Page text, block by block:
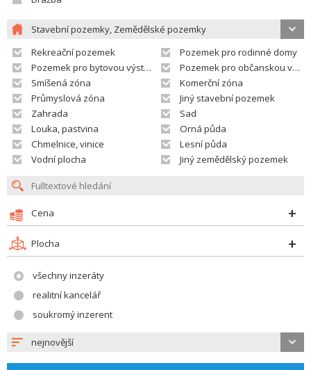
Stavební pozemky, Zemědělské pozemky
Rekreační pozemek
Pozemek pro rodinné domy
Pozemek pro bytovou výstavbu
Pozemek pro občanskou vybavenost
Smíšená zóna
Komerční zóna
Průmyslová zóna
Jiný stavební pozemek
Zahrada
Sad
Louka, pastvina
Orná půda
Chmelnice, vinice
Lesní půda
Vodní plocha
Jiný zemědělský pozemek
Cena
Plocha
všechny inzeráty
realitní kancelář
soukromý inzerent
nejnovější